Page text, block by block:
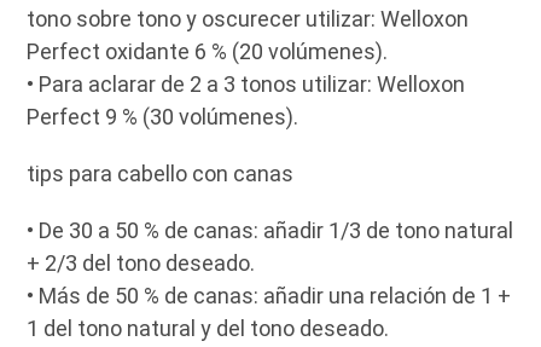
tono sobre tono y oscurecer utilizar: Welloxon
Perfect oxidante 6 % (20 volúmenes).
• Para aclarar de 2 a 3 tonos utilizar: Welloxon
Perfect 9 % (30 volúmenes).
tips para cabello con canas
• De 30 a 50 % de canas: añadir 1/3 de tono natural
+ 2/3 del tono deseado.
• Más de 50 % de canas: añadir una relación de 1 +
1 del tono natural y del tono deseado.